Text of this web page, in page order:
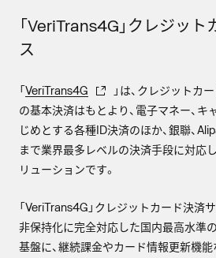
「VeriTrans4G」クレジッ
ス
「VeriTrans4G
」は、クレジットカ
の基本決済はもとより、電子マネー、キ
じめとする各種ID決済のほか、銀聯、
まで業界最多レベルの決済手段に対応
リューションです。
「VeriTrans4G」クレジットカード決済
非保持化に完全対応した国内最高水準
基盤に、継続課金やカード情報更新機